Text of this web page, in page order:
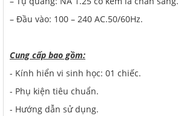
– Đầu vào: 100 – 240 AC.50/60Hz.
Cung cấp bao gồm:
- Kính hiển vi sinh học: 01 chiếc.
- Phụ kiện tiêu chuẩn.
- Hướng dẫn sử dụng.